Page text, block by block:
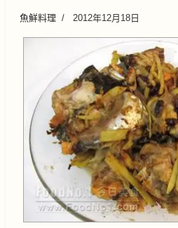
魚鮮料理 2012年12月18日